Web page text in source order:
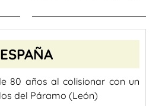
ESPAÑA
80 años al colisionar con un
del Páramo (León)